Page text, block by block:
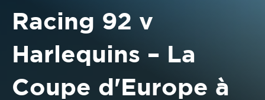
Racing 92 v
Harlequins – La
Coupe d'Europe à